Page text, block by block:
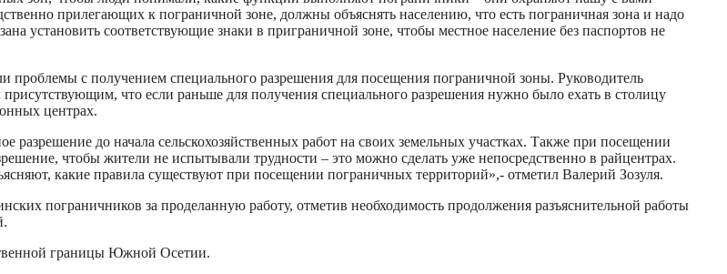
прилегающих к пограничной зоне, должны объяснять населению, что есть пограничная зона и надо
установить соответствующие знаки в приграничной зоне, чтобы местное население без паспортов не
проблемы с получением специального разрешения для посещения пограничной зоны. Руководитель
что если раньше для получения специального разрешения нужно было ехать в столицу
центрах.
до начала сельскохозяйственных работ на своих земельных участках. Также при посещении
чтобы жители не испытывали трудности – это можно сделать уже непосредственно в райцентрах.
какие правила существуют при посещении пограничных территорий»,- отметил Валерий Зозуля.
пограничников за проделанную работу, отметив необходимость продолжения разъяснительной работы
границы Южной Осетии.